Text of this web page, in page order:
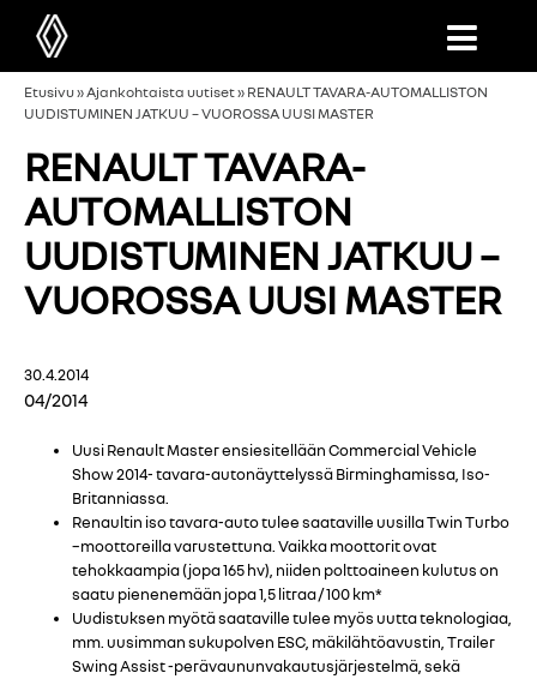
Etusivu»Ajankohtaista uutiset» RENAULT TAVARA-AUTOMALLISTON
UUDISTUMINEN JATKUU – VUOROSSA UUSI MASTER
RENAULT TAVARA-
AUTOMALLISTON
UUDISTUMINEN JATKUU –
VUOROSSA UUSI MASTER
30.4.2014
04/2014
Uusi Renault Master ensiesitellään Commercial Vehicle
Show 2014- tavara-autonäyttelyssä Birminghamissa, Iso-
Britanniassa.
Renaultin iso tavara-auto tulee saataville uusilla Twin Turbo
–moottoreilla varustettuna. Vaikka moottorit ovat
tehokkaampia (jopa 165 hv), niiden polttoaineen kulutus on
saatu pienenemään jopa 1,5 litraa / 100 km*
Uudistuksen myötä saataville tulee myös uutta teknologiaa,
mm. uusimman sukupolven ESC, mäkilähtöavustin, Trailer
Swing Assist -perävaununvakautusjärjestelmä, sekä